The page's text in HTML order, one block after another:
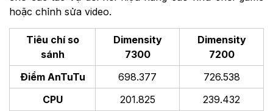
hoặc chỉnh sửa video.
Tiêu chí so
sánh
Dimensity
7300
Dimensity
7200
Điểm AnTuTu
698.377
726.538
CPU
201.825
239.432